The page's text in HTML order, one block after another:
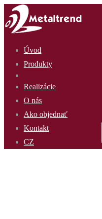
Úvod
Produkty
Realizácie
O nás
Ako objednať
Kontakt
CZ